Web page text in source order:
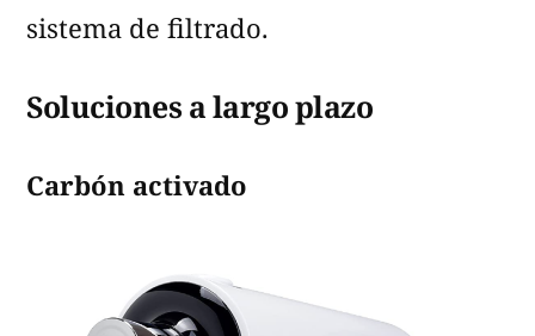
sistema de filtrado.
Soluciones a largo plazo
Carbón activado